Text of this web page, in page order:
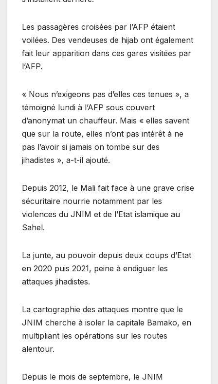
Les passagères croisées par l’AFP étaient
voilées. Des vendeuses de hijab ont également
fait leur apparition dans ces gares visitées par
l’AFP.
« Nous n’exigeons pas d’elles ces tenues », a
témoigné lundi à l’AFP sous couvert
d’anonymat un chauffeur. Mais « elles savent
que sur la route, elles n’ont pas intérêt à ne
pas l’avoir si jamais on tombe sur des
jihadistes », a-t-il ajouté.
Depuis 2012, le Mali fait face à une grave crise
sécuritaire nourrie notamment par les
violences du JNIM et de l’Etat islamique au
Sahel.
La junte, au pouvoir depuis deux coups d’Etat
en 2020 puis 2021, peine à endiguer les
attaques jihadistes.
La cartographie des attaques montre que le
JNIM cherche à isoler la capitale Bamako, en
multipliant les opérations sur les routes
alentour.
Depuis le mois de septembre, le JNIM